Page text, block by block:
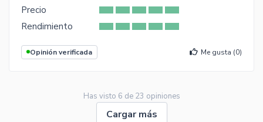
Precio
Rendimiento
Opinión verificada Me gusta (0)
Has visto 6 de 23 opiniones
Cargar más